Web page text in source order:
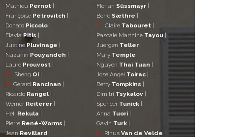
Mathieu Pernot |
Françoise Pétrovitch |
Donato Piccolo |
Flavia Pitis |
Justine Pluvinage |
Nazanin Pouyandeh |
Laure Prouvost |
Q
Sheng Qi |
R Gérard Rancinan |
Ricardo Rangel |
Werner Reiterer |
Heli Rekula |
Pierre René-Worms |
Jean Revillard |
Florian Süssmayr |
Borre Sæthre |
T
Claire Tabouret |
Pascale Marthine Tayou |
Juergen Teller |
Mary Temple |
Nguyen Thai Tuan |
José Angel Toirac |
Betty Tompkins |
Dimitri Tsykalov |
Spencer Tunick |
Anna Tuori |
Gavin Turk |
V
Rinus Van de Velde |